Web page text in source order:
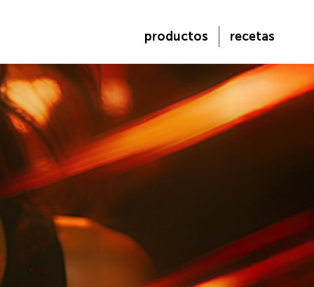
productos recetas